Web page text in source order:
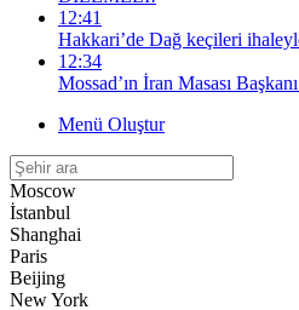
12:41
Hakkari’de Dağ keçileri
12:34
Mossad’ın İran Masası
Menü Oluştur
Moscow
İstanbul
Shanghai
Paris
Beijing
New York